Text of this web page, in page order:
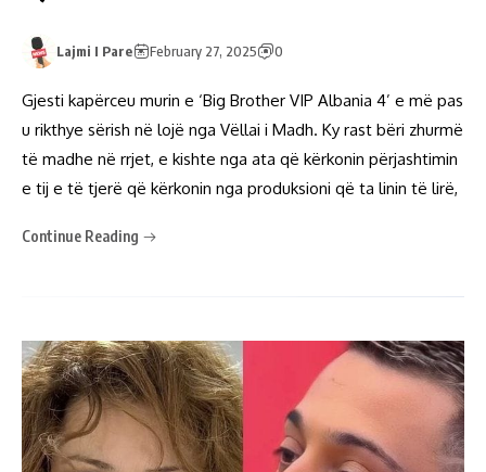
Lajmi I Pare February 27, 2025 0
Gjesti kapërceu murin e ‘Big Brother VIP Albania 4’ e më pas
u rikthye sërish në lojë nga Vëllai i Madh. Ky rast bëri zhurmë
të madhe në rrjet, e kishte nga ata që kërkonin përjashtimin
e tij e të tjerë që kërkonin nga produksioni që ta linin të lirë,
Continue Reading